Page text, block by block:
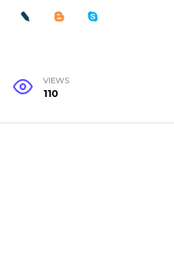
VIEWS
110